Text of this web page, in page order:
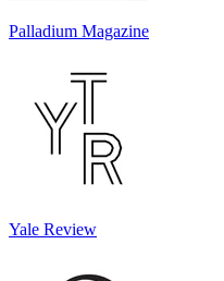
Palladium Magazine
Yale Review